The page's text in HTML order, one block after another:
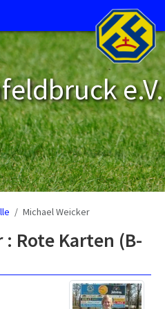
e.V.
Michael Weicker
Rote Karten (B-